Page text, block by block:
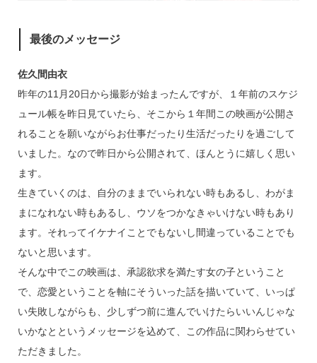
最後のメッセージ
佐久間由衣
昨年の11月20日から撮影が始まったんですが、１年前のスケジ
ュール帳を昨日見ていたら、そこから１年間この映画が公開さ
れることを願いながらお仕事だったり生活だったりを過ごして
いました。なので昨日から公開されて、ほんとうに嬉しく思い
ます。
生きていくのは、自分のままでいられない時もあるし、わがま
まになれない時もあるし、ウソをつかなきゃいけない時もあり
ます。それってイケナイことでもないし間違っていることでも
ないと思います。
そんな中でこの映画は、承認欲求を満たす女の子ということ
で、恋愛ということを軸にそういった話を描いていて、いっぱ
い失敗しながらも、少しずつ前に進んでいけたらいいんじゃな
いかなとというメッセージを込めて、この作品に関わらせてい
ただきました。